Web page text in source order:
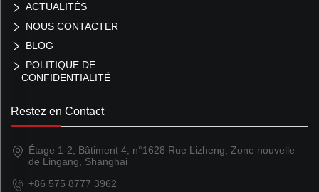
ACTUALITÉS
NOUS CONTACTER
BLOG
POLITIQUE DE
CONFIDENTIALITÉ
Restez en Contact
Étage 1-2, Bâtiment 4, n°1628 Rue Lizheng, Zone nouvelle
de Lingang, Shanghai
+86 575 8777 3962